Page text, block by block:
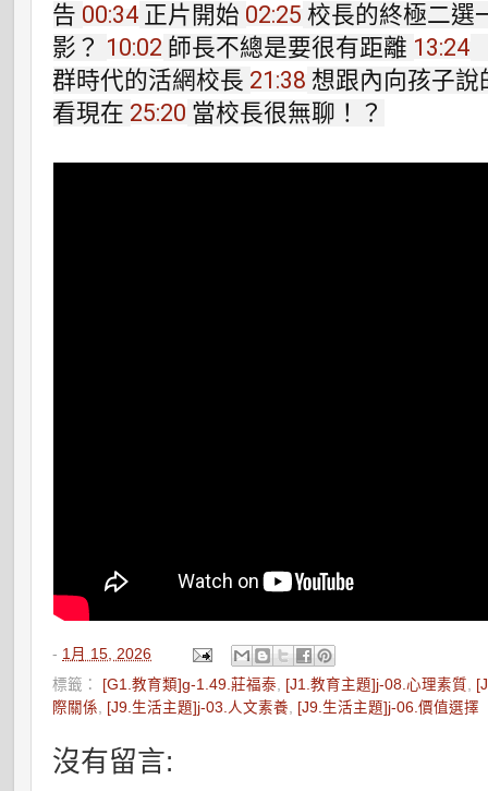
告 00:34 正片開始 02:25 校長的終極二選
影？ 10:02 師長不總是要很有距離 13:24
群時代的活網校長 21:38 想跟內向孩子
看現在 25:20 當校長很無聊！？
- 1月 15, 2026
標籤： [G1.教育類]g-1.49.莊福泰 [J1.教育主題]j-08.心理素質
際關係
[J9.生活主題]j-03.人文素養 [J9.生活主題]j-06.價值選擇
沒有留言: